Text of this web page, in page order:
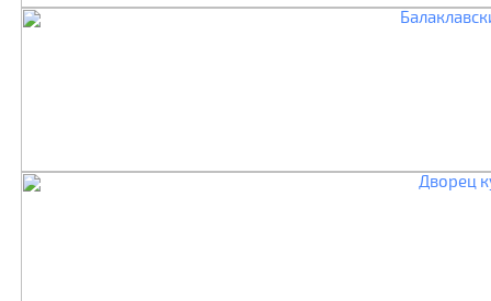
Дворец